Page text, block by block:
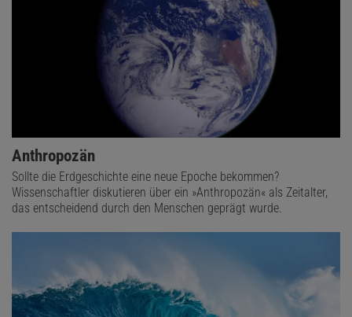
Anthropozän
Sollte die Erdgeschichte eine neue Epoche bekommen?
Wissenschaftler diskutieren über ein »Anthropozän« als Zeitalter,
das entscheidend durch den Menschen geprägt wurde.